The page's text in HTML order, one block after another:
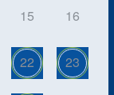
15 16
22 23